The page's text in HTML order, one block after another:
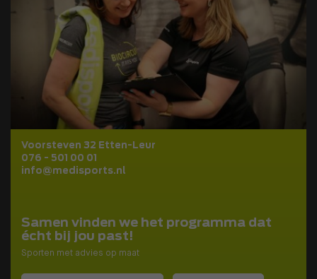
Voorsteven 32 Etten-Leur
076 - 501 00 01
info@medisports.nl
Samen vinden we het programma dat
écht bij jou past!
Sporten met advies op maat